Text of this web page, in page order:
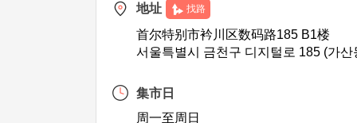
地址 找路
首尔特别市衿川区数码路185 B1楼
서울특별시 금천구 디지털로 185 (가산
集市日
周一至周日